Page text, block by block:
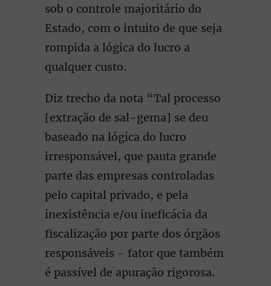
sob o controle majoritário do
Estado, com o intuito de que seja
rompida a lógica do lucro a
qualquer custo.
Diz trecho da nota “Tal processo
[extração de sal-gema] se deu
baseado na lógica do lucro
irresponsável, que pauta grande
parte das empresas controladas
pelo capital privado, e pela
inexistência e/ou ineficácia da
fiscalização por parte dos órgãos
responsáveis - fator que também
é passível de apuração rigorosa.